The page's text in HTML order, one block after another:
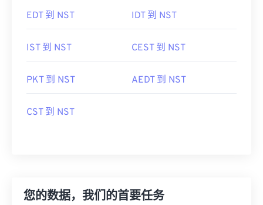
EDT 到 NST IDT 到 NST
IST 到 NST CEST 到 NST
PKT 到 NST AEDT 到 NST
CST 到 NST
您的数据，我们的首要任务